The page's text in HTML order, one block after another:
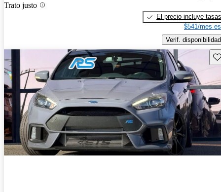
Trato justo
El precio incluye tasas
$541/mes
Verif. disponibilidad